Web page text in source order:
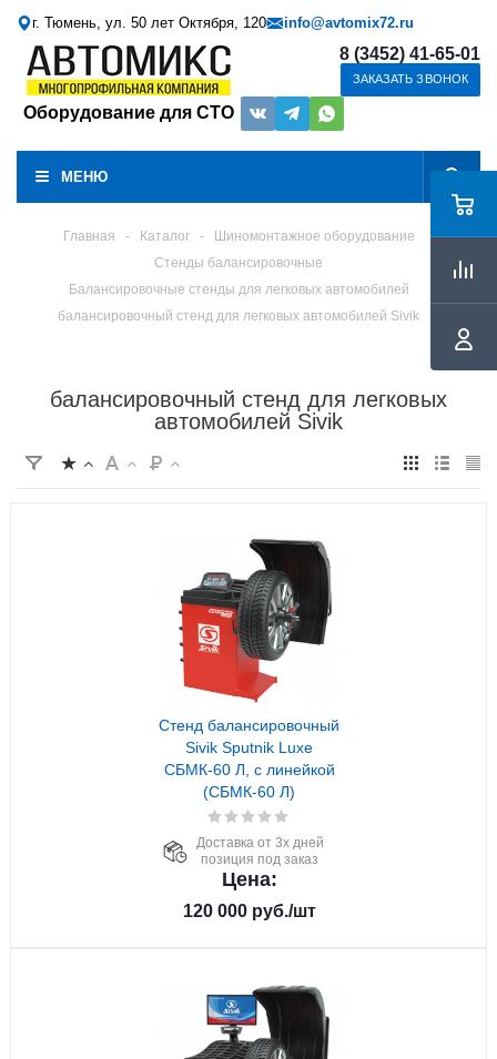
г. Тюмень, ул. 50 лет Октября, 120 info@avtomix72.ru
Оборудование для СТО
8 (3452) 41-65-01
ЗАКАЗАТЬ ЗВОНОК
МЕНЮ
Главная - Каталог -
Шиномонтажное оборудование
Стенды балансировочные
Балансировочные стенды для легковых автомобилей
балансировочный стенд для легковых автомобилей Sivik
балансировочный стенд для легковых
автомобилей Sivik
Стенд балансировочный
Sivik Sputnik Luxe
СБМК-60 Л, с линейкой
(СБМК-60 Л)
Доставка от 3х дней
позиция под заказ
Цена:
120 000руб./шт